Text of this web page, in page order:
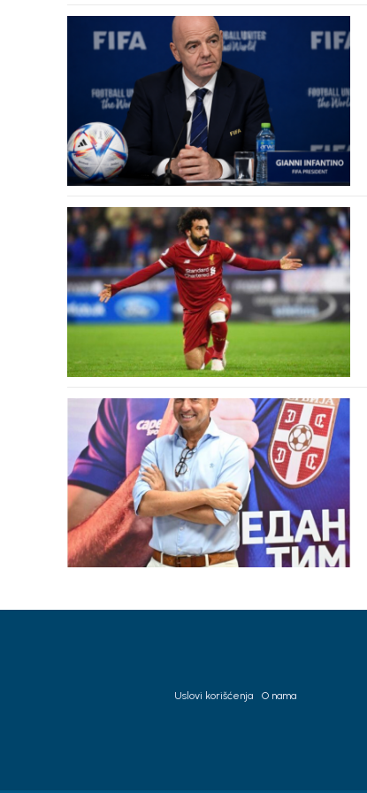
Uslovi korišćenja O nama